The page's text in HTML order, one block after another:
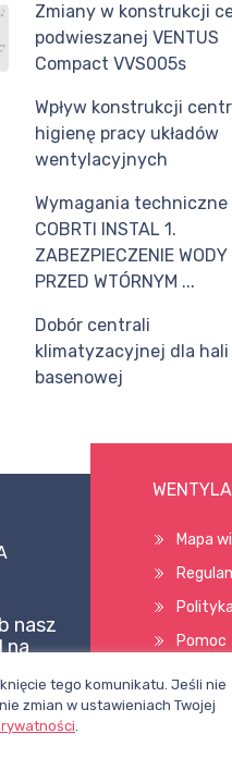
Zmiany w konstrukcji
podwieszanej VENTUS
Compact VVS005s
Wpływ konstrukcji
higienę pracy układów
wentylacyjnych
Wymagania techniczne
COBRTI INSTAL 1.
ZABEZPIECZENIE WODY
PRZED WTÓRNYM ...
Dobór centrali
klimatyzacyjnej dla hali
basenowej
nasz
na
Mapa
Pomoc
Wszelkie
tego komunikatu. Jeśli nie
zmian w ustawieniach Twojej
.